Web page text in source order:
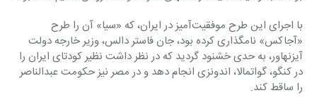
با اجرای این طرح موفقیت‌آمیز در ایران، که «سیا» آن را طرح
«آجاکس» نامگذاری کرده بود، جان فاستر ‏دالس، وزیر خارجه دولت
آیزنهاور، به حدی خشنود گردید که در نظر داشت نظیر کودتای ایران را
در ‏کنگو، گواتمالا، اندونزی انجام دهد و در مصر نیز حکومت عبدالناصر
را ساقط کند.‏